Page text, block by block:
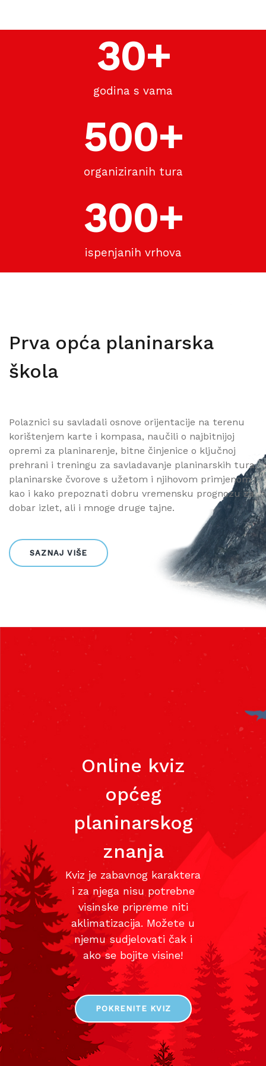
godina s vama
30+
organiziranih tura
500+
ispenjanih vrhova
300+
Prva opća planinarska
škola
Polaznici su savladali osnove orijentacije na terenu
korištenjem karte i kompasa, naučili o najbitnijoj
opremi za planinarenje, bitne činjenice o ključnoj
prehrani i treningu za savladavanje planinarskih tura,
planinarske čvorove s užetom i njihovom primjenom
kao i kako prepoznati dobru vremensku prognozu za
dobar izlet, ali i mnoge druge tajne.
SAZNAJ VIŠE
Online kviz
općeg
planinarskog
znanja
Kviz je zabavnog karaktera
i za njega nisu potrebne
visinske pripreme niti
aklimatizacija. Možete u
njemu sudjelovati čak i
ako se bojite visine!
POKRENITE KVIZ